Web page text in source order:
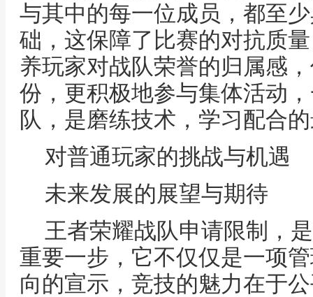
与其中的每一位成员，都至
础，这保障了比赛的对抗质
养玩家对战队荣誉的归属感
份，更积极地参与集体活动
队，是磨练技术，学习配合
对普通玩家的挑战与机遇
未来发展的展望与期待
王者荣耀战队申请限制，
重要一步，它不仅仅是一项
向的宣示，竞技的魅力在于